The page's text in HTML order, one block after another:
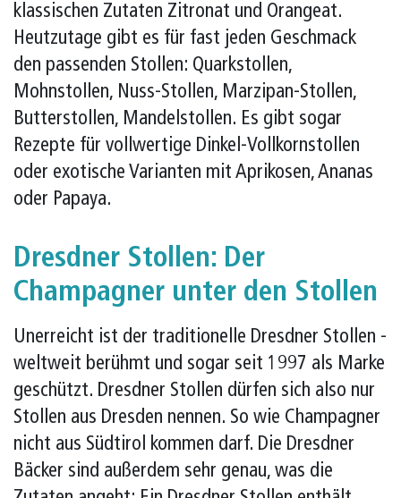
klassischen Zutaten Zitronat und Orangeat.
Heutzutage gibt es für fast jeden Geschmack
den passenden Stollen: Quarkstollen,
Mohnstollen, Nuss-Stollen, Marzipan-Stollen,
Butterstollen, Mandelstollen. Es gibt sogar
Rezepte für vollwertige Dinkel-Vollkornstollen
oder exotische Varianten mit Aprikosen, Ananas
oder Papaya.
Dresdner Stollen: Der
Champagner unter den Stollen
Unerreicht ist der traditionelle Dresdner Stollen -
weltweit berühmt und sogar seit 1997 als Marke
geschützt. Dresdner Stollen dürfen sich also nur
Stollen aus Dresden nennen. So wie Champagner
nicht aus Südtirol kommen darf. Die Dresdner
Bäcker sind außerdem sehr genau, was die